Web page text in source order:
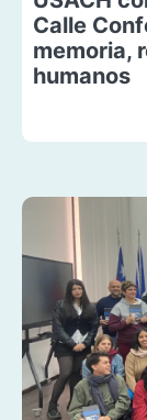
Calle
memoria,
humanos